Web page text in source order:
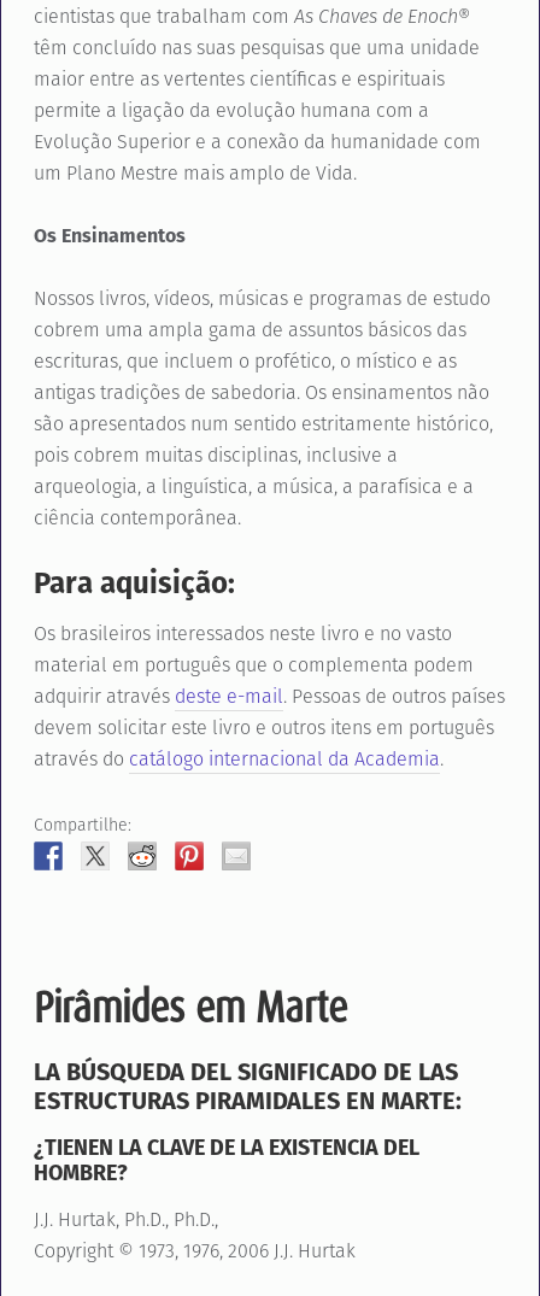
cientistas que trabalham com As Chaves de Enoch®
têm concluído nas suas pesquisas que uma unidade
maior entre as vertentes científicas e espirituais
permite a ligação da evolução humana com a
Evolução Superior e a conexão da humanidade com
um Plano Mestre mais amplo de Vida.
Os Ensinamentos
Nossos livros, vídeos, músicas e programas de estudo
cobrem uma ampla gama de assuntos básicos das
escrituras, que incluem o profético, o místico e as
antigas tradições de sabedoria. Os ensinamentos não
são apresentados num sentido estritamente histórico,
pois cobrem muitas disciplinas, inclusive a
arqueologia, a linguística, a música, a parafísica e a
ciência contemporânea.
Para aquisição:
Os brasileiros interessados neste livro e no vasto
material em português que o complementa podem
adquirir através deste e-mail. Pessoas de outros países
devem solicitar este livro e outros itens em português
através do catálogo internacional da Academia.
Compartilhe:
Pirâmides em Marte
LA BÚSQUEDA DEL SIGNIFICADO DE LAS
ESTRUCTURAS PIRAMIDALES EN MARTE:
¿TIENEN LA CLAVE DE LA EXISTENCIA DEL
HOMBRE?
J.J. Hurtak, Ph.D., Ph.D.,
Copyright © 1973, 1976, 2006 J.J. Hurtak